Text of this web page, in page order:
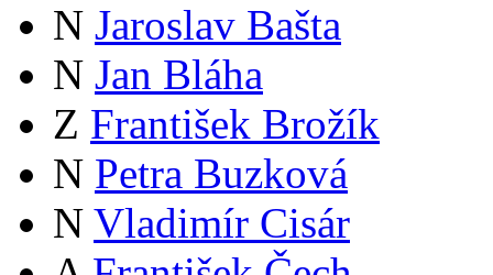
N Jaroslav Bašta
N Jan Bláha
Z František Brožík
N Petra Buzková
N Vladimír Cisár